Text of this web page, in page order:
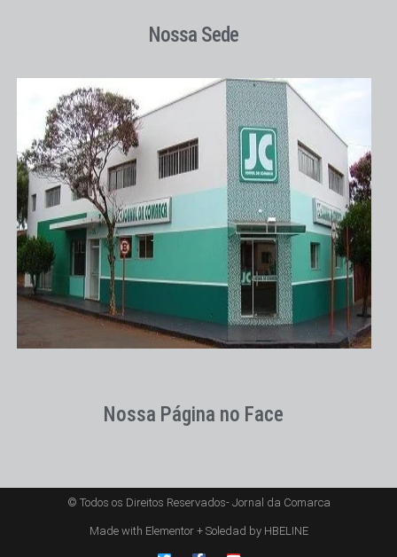
Nossa Sede
Nossa Página no Face
© Todos os Direitos Reservados- Jornal da Comarca
Made with Elementor + Soledad by HBELINE